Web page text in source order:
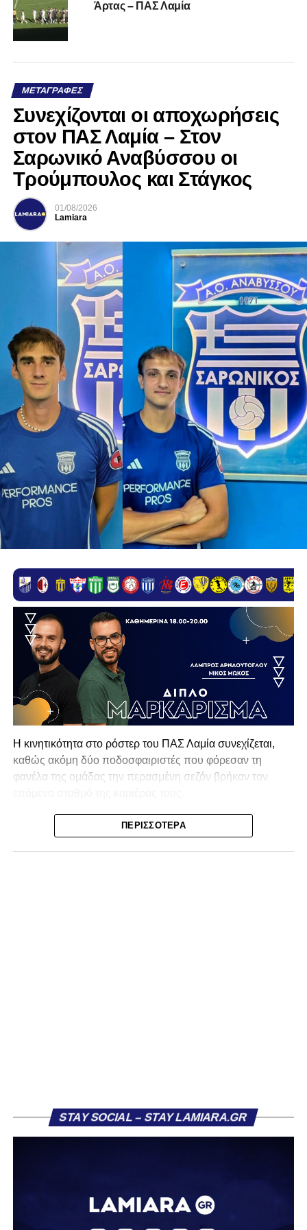
Άρτας – ΠΑΣ Λαμία
ΜΕΤΑΓΡΑΦΈΣ
Συνεχίζονται οι αποχωρήσεις
στον ΠΑΣ Λαμία – Στον
Σαρωνικό Αναβύσσου οι
Τρούμπουλος και Στάγκος
01/08/2026
Lamiara
Η κινητικότητα στο ρόστερ του ΠΑΣ Λαμία συνεχίζεται,
καθώς ακόμη δύο ποδοσφαιριστές που φόρεσαν τη
φανέλα της ομάδας την περασμένη σεζόν βρήκαν τον
Ο λόγος για τον Βασίλη Τρούμπουλο και τον Χρυσόστομο
Στάγκο, οι οποίοι θα συνεχίσουν μαζί την ποδοσφαιρική
«Ο Α.Ο. Σαρωνικός Αναβύσσου ανακοινώνει την
περσινή σεζόν πραγματοποίησε γεμάτη χρονιά στη Γ’
ΠΕΡΙΣΣΌΤΕΡΑ
STAY SOCIAL – STAY LAMIARA.GR